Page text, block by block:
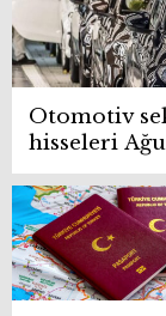
ihracat yaptı
Otomotiv
hisseleri
2025’te de
kazandırdı